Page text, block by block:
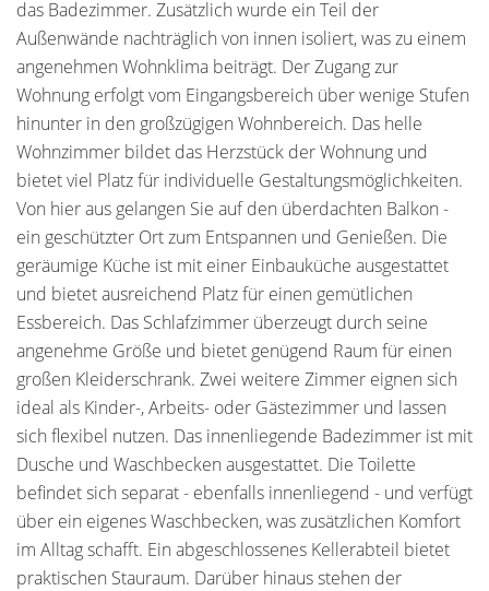
das Badezimmer. Zusätzlich wurde ein Teil der
Außenwände nachträglich von innen isoliert, was zu einem
angenehmen Wohnklima beiträgt. Der Zugang zur
Wohnung erfolgt vom Eingangsbereich über wenige Stufen
hinunter in den großzügigen Wohnbereich. Das helle
Wohnzimmer bildet das Herzstück der Wohnung und
bietet viel Platz für individuelle Gestaltungsmöglichkeiten.
Von hier aus gelangen Sie auf den überdachten Balkon -
ein geschützter Ort zum Entspannen und Genießen. Die
geräumige Küche ist mit einer Einbauküche ausgestattet
und bietet ausreichend Platz für einen gemütlichen
Essbereich. Das Schlafzimmer überzeugt durch seine
angenehme Größe und bietet genügend Raum für einen
großen Kleiderschrank. Zwei weitere Zimmer eignen sich
ideal als Kinder-, Arbeits- oder Gästezimmer und lassen
sich flexibel nutzen. Das innenliegende Badezimmer ist mit
Dusche und Waschbecken ausgestattet. Die Toilette
befindet sich separat - ebenfalls innenliegend - und verfügt
über ein eigenes Waschbecken, was zusätzlichen Komfort
im Alltag schafft. Ein abgeschlossenes Kellerabteil bietet
praktischen Stauraum. Darüber hinaus stehen der